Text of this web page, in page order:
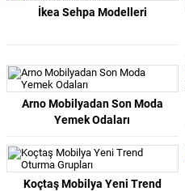
İkea Sehpa Modelleri
Arno Mobilyadan Son Moda
Yemek Odaları
Koçtaş Mobilya Yeni Trend